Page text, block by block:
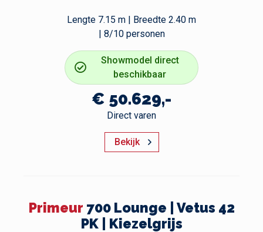
Lengte 7.15 m | Breedte 2.40 m
| 8/10 personen
Showmodel direct
beschikbaar
€ 50.629,-
Direct varen
Bekijk
Primeur 700 Lounge | Vetus 42
PK | Kiezelgrijs